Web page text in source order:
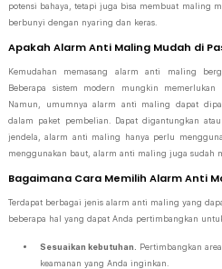
potensi bahaya, tetapi juga bisa membuat maling
berbunyi dengan nyaring dan keras.
Apakah Alarm Anti Maling Mudah di
Kemudahan memasang alarm anti maling
Beberapa sistem modern mungkin memerlukan
Namun, umumnya alarm anti maling dapat
dalam paket pembelian. Dapat digantungkan
jendela, alarm anti maling hanya perlu
menggunakan baut, alarm anti maling juga sudah
Bagaimana Cara Memilih Alarm Anti
Terdapat berbagai jenis alarm anti maling yang
beberapa hal yang dapat Anda pertimbangkan
Sesuaikan kebutuhan.
Pertimbangkan
keamanan yang Anda inginkan.